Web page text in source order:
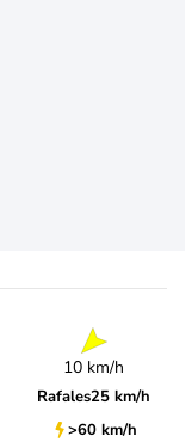
10 km/h
Rafales25 km/h
>60 km/h